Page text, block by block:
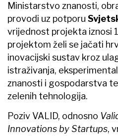
Ministarstvo znanosti,
provodi uz potporu
vrijednost projekta iznosi
projektom želi se jačati
inovacijski sustav kroz
istraživanja,
znanosti i gospodarstva
zelenih tehnologija.
Poziv VALID, odnosno
Innovations by Startups,